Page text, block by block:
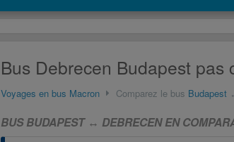
Bus Debrecen Budapest pas
Voyages en bus Macron Comparez le bus Budapest
BUS BUDAPEST ↔ DEBRECEN EN